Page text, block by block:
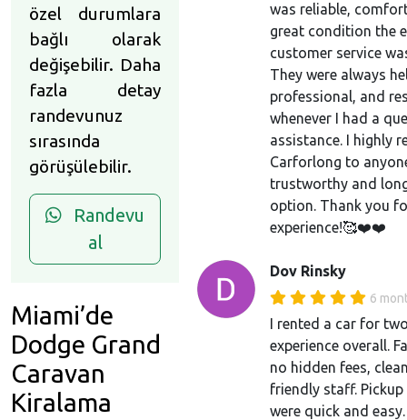
was reliable,
great condition the
customer service
They were always
professional, and
whenever I had a
assistance. I highly
Carforlong to
trustworthy and
option. Thank you
experience!🥰❤️❤️
Dov Rinsky
6
I rented a car for
experience overall.
no hidden fees,
friendly staff.
were quick and
özel durumlara
bağlı olarak
değişebilir. Daha
fazla detay
randevunuz
sırasında
görüşülebilir.
Randevu
al
Miami’de
Dodge Grand
Caravan
Kiralama